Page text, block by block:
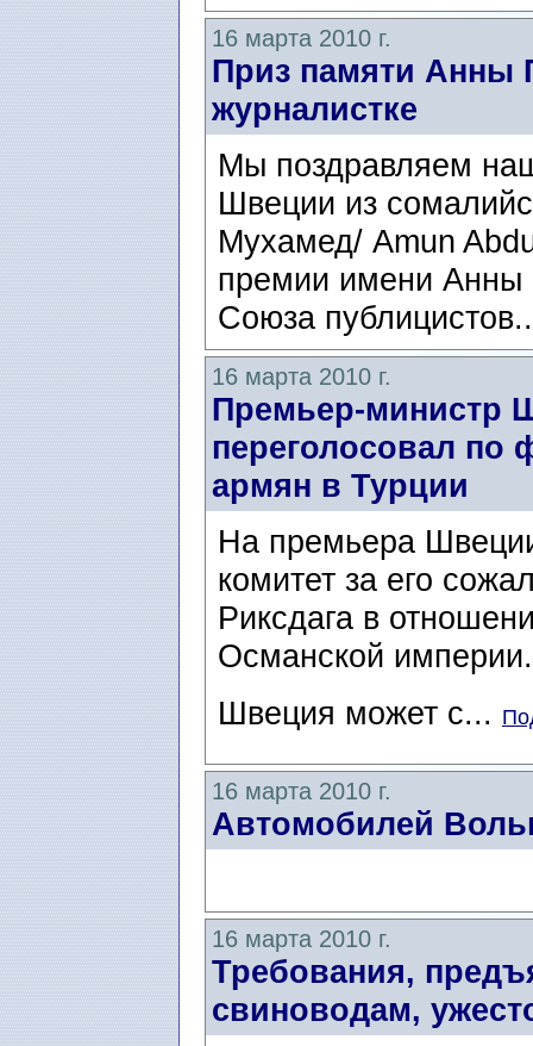
16 марта 2010 г.
Приз памяти Анны
журналистке
Мы поздравляем
Швеции из
Мухамед/ Amun
премии имени Анны
Союза
16 марта 2010 г.
Премьер-министр
переголосовал по
армян в Турции
На премьера
комитет за его
Риксдага в
Османской
Швеция может с...
16 марта 2010 г.
Автомобилей
16 марта 2010 г.
Требования,
свиноводам,